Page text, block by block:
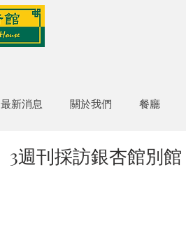
最新消息 關於我們 餐廳
3週刊採訪銀杏館別館